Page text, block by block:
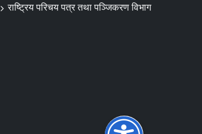
राष्ट्रिय परिचय पत्र तथा पञ्जिकरण विभाग